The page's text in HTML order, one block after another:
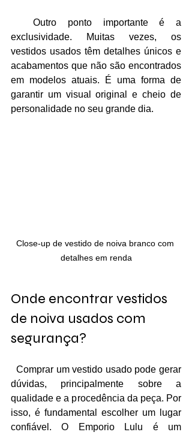
  Outro ponto importante é a
exclusividade. Muitas vezes, os
vestidos usados têm detalhes únicos e
acabamentos que não são encontrados
em modelos atuais. É uma forma de
garantir um visual original e cheio de
personalidade no seu grande dia.
Close-up de vestido de noiva branco com
detalhes em renda
Onde encontrar vestidos
de noiva usados com
segurança?
  Comprar um vestido usado pode gerar
dúvidas, principalmente sobre a
qualidade e a procedência da peça. Por
isso, é fundamental escolher um lugar
confiável. O Emporio Lulu é um